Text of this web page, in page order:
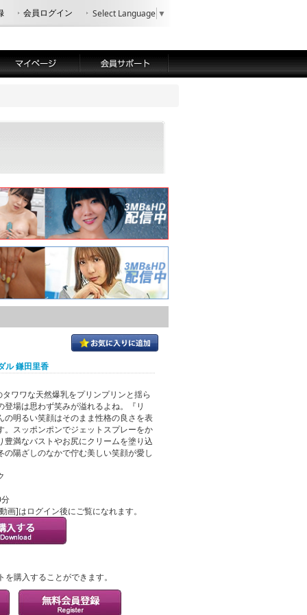
会員ログイン Select Language ▼
ル 鎌田里香
ワワな天然爆乳をプリンプリンと揺ら
登場は思わず笑みが溢れるよね。『リ
の明るい笑顔はそのまま性格の良さを表
。スッポンポンでジェットスプレーをか
豊満なバストやお尻にクリームを塗り込
の陽ざしのなかで佇む美しい笑顔が愛し
画]はログイン後にご覧になれます。
購入することができます。